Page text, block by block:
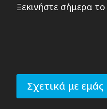
Ξεκινήστε σήμερα
Σχετικά με εμάς